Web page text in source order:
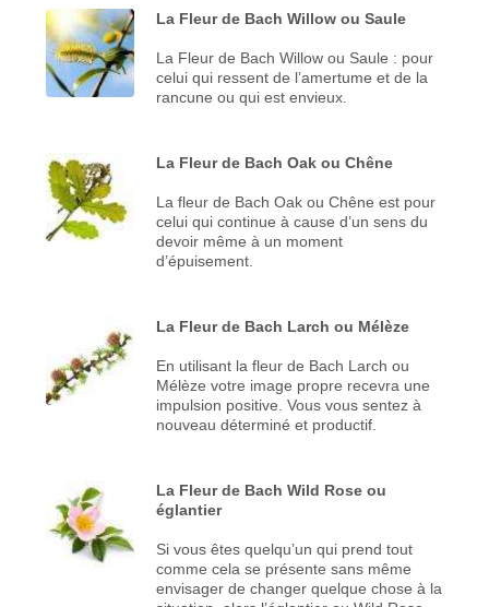
La Fleur de Bach Willow ou Saule
La Fleur de Bach Willow ou Saule : pour
celui qui ressent de l’amertume et de la
rancune ou qui est envieux.
La Fleur de Bach Oak ou Chêne
La fleur de Bach Oak ou Chêne est pour
celui qui continue à cause d’un sens du
devoir même à un moment
d’épuisement.
La Fleur de Bach Larch ou Mélèze
En utilisant la fleur de Bach Larch ou
Mélèze votre image propre recevra une
impulsion positive. Vous vous sentez à
nouveau déterminé et productif.
La Fleur de Bach Wild Rose ou
églantier
Si vous êtes quelqu’un qui prend tout
comme cela se présente sans même
envisager de changer quelque chose à la